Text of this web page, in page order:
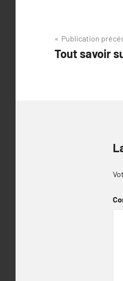
Navigation
de
Publication
Tout savoir